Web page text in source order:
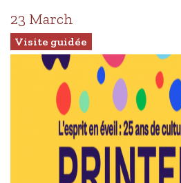
23 March
Visite guidée